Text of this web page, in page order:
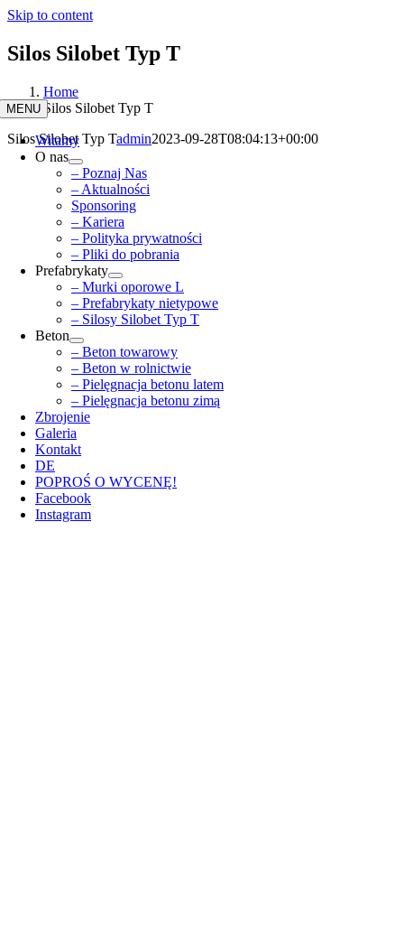
Skip to content
MENU
Witamy
O nas
– Poznaj Nas
– Aktualności
Sponsoring
– Kariera
– Polityka prywatności
– Pliki do pobrania
Prefabrykaty
– Murki oporowe L
– Prefabrykaty nietypowe
– Silosy Silobet Typ T
Beton
– Beton towarowy
– Beton w rolnictwie
– Pielęgnacja betonu latem
– Pielęgnacja betonu zimą
Zbrojenie
Galeria
Kontakt
DE
POPROŚ O WYCENĘ!
Facebook
Instagram
Silos Silobet Typ T
Home
Silos Silobet Typ T
Silos Silobet Typ Tadmin2023-09-28T08:04:13+00:00